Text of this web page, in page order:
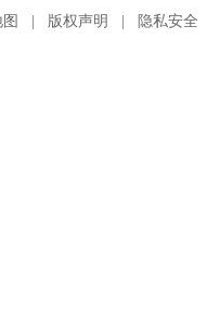
| 版权声明 | 隐私安全